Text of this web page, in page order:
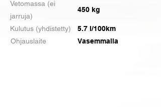
Vetomassa (ei
jarruja)
450 kg
Kulutus (yhdistetty)
5.7 l/100km
Ohjauslaite
Vasemmalla